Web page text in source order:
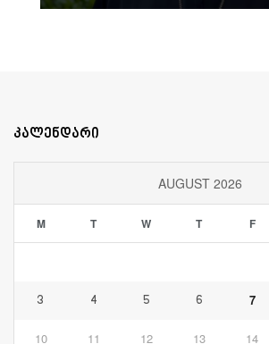
კალენდარი
AUGUST 2026
M T W T F
3 4 5 6 7
10 11 12 13 14